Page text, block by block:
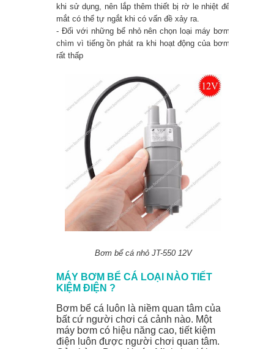
khi sử dụng, nên lắp thêm thiết bị rờ le nhiệt để
mắt có thể tự ngắt khi có vấn đề xảy ra.
- Đối với những bể nhỏ nên chọn loại máy bơm
chìm vì tiếng ồn phát ra khi hoạt động của bơm
rất thấp
Bơm bể cá nhỏ JT-550 12V
MÁY BƠM BỂ CÁ LOẠI NÀO TIẾT
KIỆM ĐIỆN ?
Bơm bể cá luôn là niềm quan tâm của
bất cứ người chơi cá cảnh nào. Một
máy bơm có hiệu năng cao, tiết kiệm
điện luôn được người chơi quan tâm.